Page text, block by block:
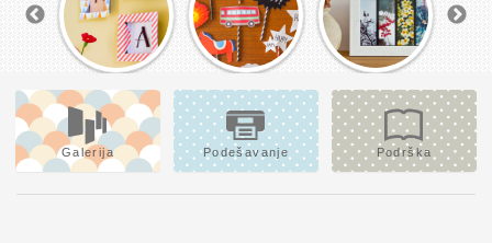
Galerija Podešavanje Podrška